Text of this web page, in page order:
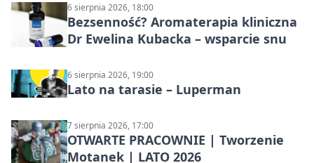
6 sierpnia 2026, 18:00
Bezsenność? Aromaterapia kliniczna
Dr Ewelina Kubacka – wsparcie snu
6 sierpnia 2026, 19:00
Lato na tarasie – Luperman
7 sierpnia 2026, 17:00
OTWARTE PRACOWNIE | Tworzenie
Motanek | LATO 2026